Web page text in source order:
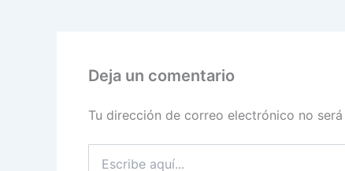
Deja un comentario
Tu dirección de correo electrónico no
aquí...